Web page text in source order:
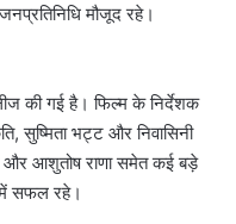
मौजूद रहे।
की गई है। फिल्म के निर्देशक
सुष्मिता भट्ट और निवासिनी
आशुतोष राणा समेत कई बड़े
में सफल रहे।